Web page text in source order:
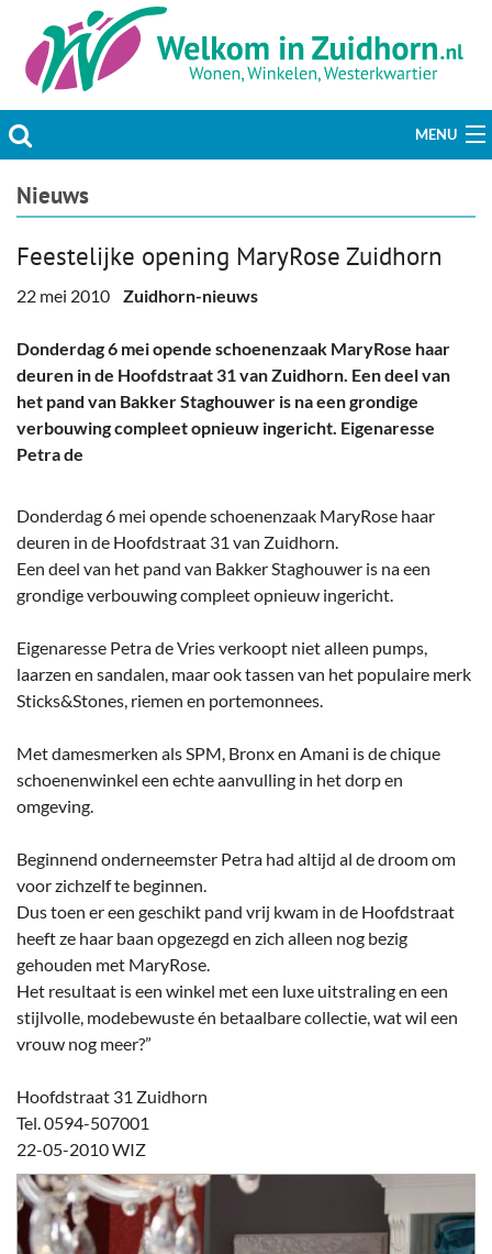
MENU
Actueel
Welzijn & Maatschappij
Bedrijven
Prikbord & Aanbiedingen
Plaats bericht
Nieuws
Feestelijke opening MaryRose Zuidhorn
22 mei 2010 Zuidhorn-nieuws
Donderdag 6 mei opende schoenenzaak MaryRose haar
deuren in de Hoofdstraat 31 van Zuidhorn. Een deel van
het pand van Bakker Staghouwer is na een grondige
verbouwing compleet opnieuw ingericht. Eigenaresse
Petra de
Donderdag 6 mei opende schoenenzaak MaryRose haar
deuren in de Hoofdstraat 31 van Zuidhorn.
Een deel van het pand van Bakker Staghouwer is na een
grondige verbouwing compleet opnieuw ingericht.
Eigenaresse Petra de Vries verkoopt niet alleen pumps,
laarzen en sandalen, maar ook tassen van het populaire merk
Sticks&Stones, riemen en portemonnees.
Met damesmerken als SPM, Bronx en Amani is de chique
schoenenwinkel een echte aanvulling in het dorp en
omgeving.
Beginnend onderneemster Petra had altijd al de droom om
voor zichzelf te beginnen.
Dus toen er een geschikt pand vrij kwam in de Hoofdstraat
heeft ze haar baan opgezegd en zich alleen nog bezig
gehouden met MaryRose.
Het resultaat is een winkel met een luxe uitstraling en een
stijlvolle, modebewuste én betaalbare collectie, wat wil een
vrouw nog meer?”
Hoofdstraat 31 Zuidhorn
Tel. 0594-507001
22-05-2010 WIZ